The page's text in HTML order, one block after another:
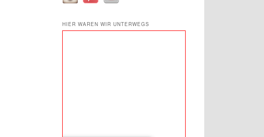
HIER WAREN WIR UNTERWEGS